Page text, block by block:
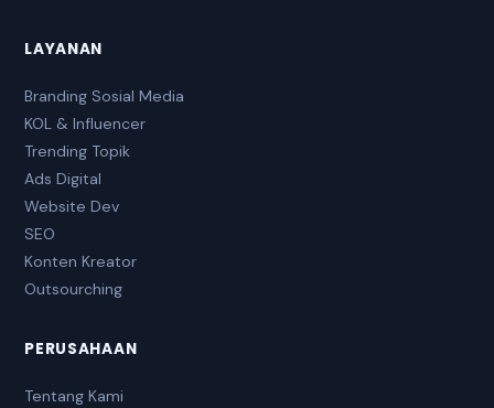
LAYANAN
Branding Sosial Media
KOL & Influencer
Trending Topik
Ads Digital
Website Dev
SEO
Konten Kreator
Outsourching
PERUSAHAAN
Tentang Kami